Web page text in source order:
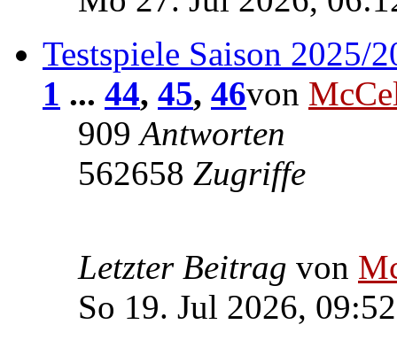
Testspiele Saison 2025/
1 ... 44, 45, 46von
909Antworten
562658 Zugriffe
Letzter Beitrag von
So 19. Jul 2026, 09:52